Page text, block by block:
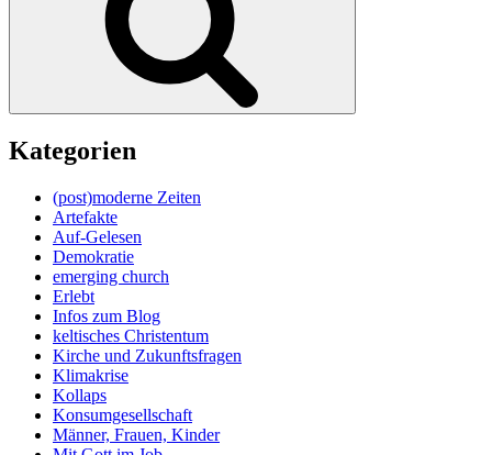
Kategorien
(post)moderne Zeiten
Artefakte
Auf-Gelesen
Demokratie
emerging church
Erlebt
Infos zum Blog
keltisches Christentum
Kirche und Zukunftsfragen
Klimakrise
Kollaps
Konsumgesellschaft
Männer, Frauen, Kinder